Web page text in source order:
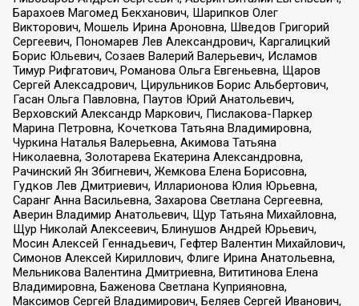
Барахоев Магомед Бекханович, Шарипков Олег
Викторович, Мошель Ирина Ароновна, Шведов Григорий
Сергеевич, Пономарев Лев Александрович, Каргалицкий
Борис Юльевич, Созаев Валерий Валерьевич, Исламов
Тимур Рифгатович, Романова Ольга Евгеньевна, Щаров
Сергей Алексадрович, Цирульников Борис Альбертович,
Гасан Ольга Павловна, Паутов Юрий Анатольевич,
Верховский Александр Маркович, Пислакова-Паркер
Марина Петровна, Кочеткова Татьяна Владимировна,
Чуркина Наталья Валерьевна, Акимова Татьяна
Николаевна, Золотарева Екатерина Александровна,
Рачинский Ян Збигневич, Жемкова Елена Борисовна,
Гудков Лев Дмитриевич, Илларионова Юлия Юрьевна,
Саранг Анна Васильевна, Захарова Светлана Сергеевна,
Аверин Владимир Анатольевич, Щур Татьяна Михайловна,
Щур Николай Алексеевич, Блинушов Андрей Юрьевич,
Мосин Алексей Геннадьевич, Гефтер Валентин Михайлович,
Симонов Алексей Кириллович, Флиге Ирина Анатольевна,
Мельникова Валентина Дмитриевна, Вититинова Елена
Владимировна, Баженова Светлана Куприяновна,
Максимов Сергей Владимирович, Беляев Сергей Иванович,